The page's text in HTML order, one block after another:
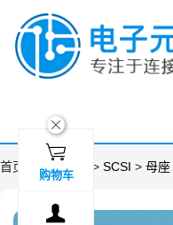
首页 > 分类目录 > SCSI > 母座
ဆ

购物车
